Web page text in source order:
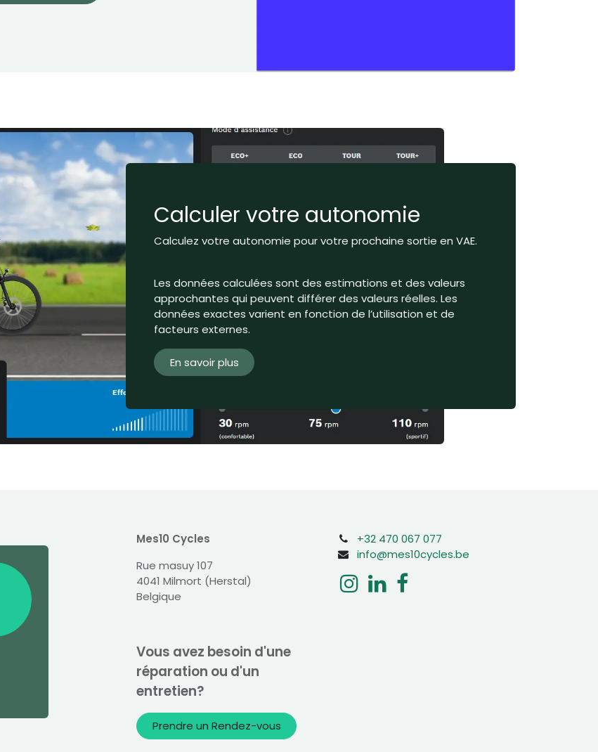
Calculer votre autonomie
Calculez votre autonomie pour votre prochaine sortie en VAE.
Les données calculées sont des estimations et des valeurs
approchantes qui peuvent différer des valeurs réelles. Les
données exactes varient en fonction de l’utilisation et de
facteurs externes.
En savoir plus
Mes10 Cycles
Rue masuy 107
4041 Milmort (Herstal)
Belgique
Vous avez besoin d'une
réparation ou d'un
entretien?
Prendre un Rendez-vous
+32 470 067 077
info@mes10cycles.be